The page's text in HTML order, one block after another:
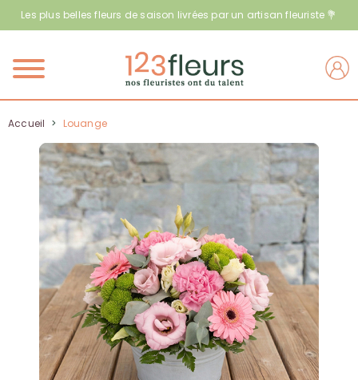
Les plus belles fleurs de saison livrées par un artisan fleuriste 💐
Menu
Accueil > Louange